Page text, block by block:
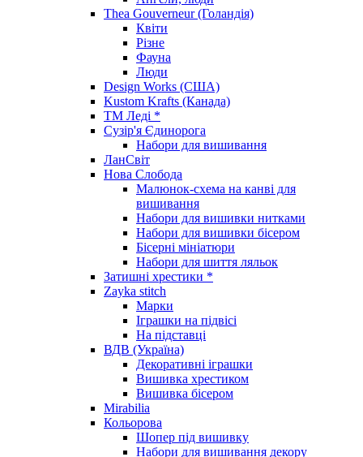
Thea Gouverneur (Голандія)
Квіти
Різне
Фауна
Люди
Design Works (США)
Kustom Krafts (Канада)
ТМ Леді *
Сузір'я Єдинорога
Набори для вишивання
ЛанСвіт
Нова Слобода
Малюнок-схема на канві для
вишивання
Набори для вишивки нитками
Набори для вишивки бісером
Бісерні мініатюри
Набори для шиття ляльок
Затишні хрестики *
Zayka stitch
Марки
Іграшки на підвісі
На підставці
ВДВ (Україна)
Декоративні іграшки
Вишивка хрестиком
Вишивка бісером
Mirabilia
Кольорова
Шопер під вишивку
Набори для вишивання декору